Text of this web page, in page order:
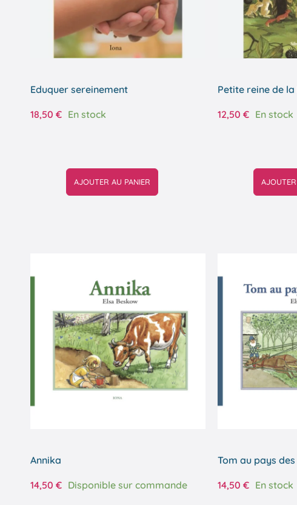
Eduquer sereinement
18,50 € En stock
AJOUTER AU PANIER
Petite reine de
12,50€ En stock
Annika
14,50 € Disponible sur commande
Tom au pays
14,50€ En stock